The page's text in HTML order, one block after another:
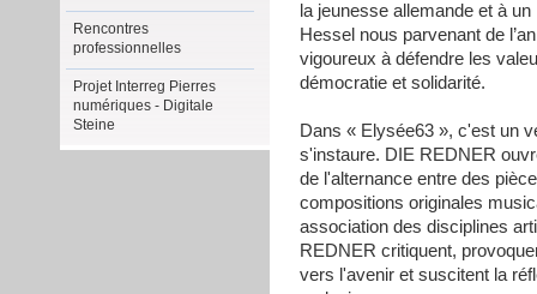
Rencontres
professionnelles
Projet Interreg Pierres
numériques - Digitale
Steine
la jeunesse allemande et à
Hessel nous parvenant de
vigoureux à défendre les
démocratie et solidarité.
Dans « Elysée63 », c'est un
s'instaure. DIE REDNER
de l'alternance entre des
compositions originales
association des disciplines
REDNER critiquent,
vers l'avenir et suscitent la